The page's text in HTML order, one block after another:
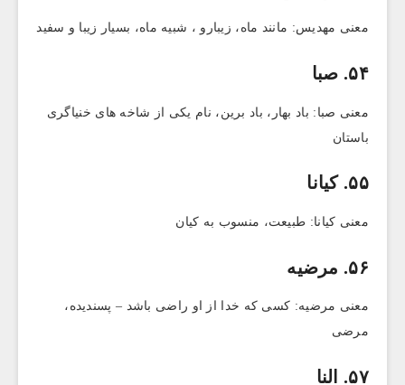
معنی مهدیس: مانند ماه، زیبارو ، شبیه ماه، بسیار زیبا و سفید
۵۴. صبا
معنی صبا: باد بهار، باد برین، نام یکی از شاخه های خنیاگری
باستان
۵۵. کیانا
معنی کیانا: طبیعت، منسوب به کیان
۵۶. مرضیه
معنی مرضیه: کسی که خدا از او راضی باشد – پسندیده،
مرضی
۵۷. النا